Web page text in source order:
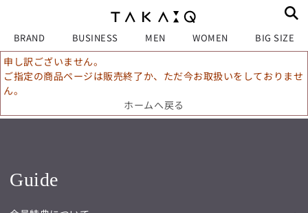
BRAND BUSINESS MEN WOMEN BIG SIZE
申し訳ございません。
ご指定の商品ページは販売終了か、ただ今お取扱いをしておりませ
ん。
ホームへ戻る
Guide